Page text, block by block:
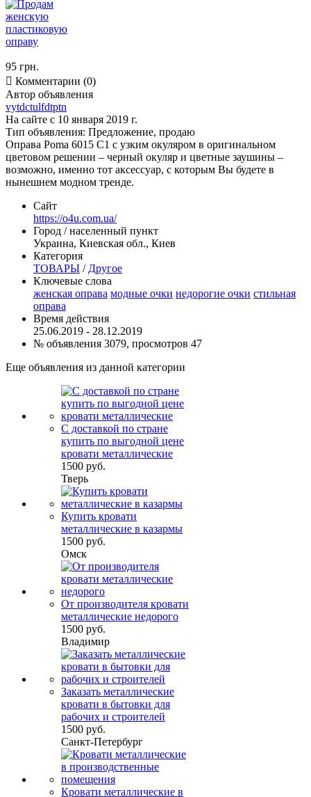
95 грн.
 Комментарии (0)
Автор объявления
vytdctulfdtptn
На сайте с 10 января 2019 г.
Тип объявления: Предложение, продаю
Оправа Poma 6015 C1 с узким окуляром в оригинальном
цветовом решении – черный окуляр и цветные заушины –
возможно, именно тот аксессуар, с которым Вы будете в
нынешнем модном тренде.
Сайт
https://o4u.com.ua/
Город / населенный пункт
Украина, Киевская обл., Киев
Категория
ТОВАРЫ / Другое
Ключевые слова
женская оправа модные очки недорогие очки стильная
оправа
Время действия
25.06.2019 - 28.12.2019
№ объявления 3079, просмотров 47
Еще объявления из данной категории
С доставкой по стране
купить по выгодной цене
кровати металлические
1500 руб.
Тверь
Купить кровати
металлические в казармы
1500 руб.
Омск
От производителя кровати
металлические недорого
1500 руб.
Владимир
Заказать металлические
кровати в бытовки для
рабочих и строителей
1500 руб.
Санкт-Петербург
Кровати металлические в